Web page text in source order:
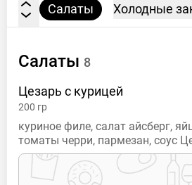
Салаты Холодные
Салаты 8
Цезарь с курицей
200 гр
куриное филе, салат айсберг,
томаты черри, пармезан, соус